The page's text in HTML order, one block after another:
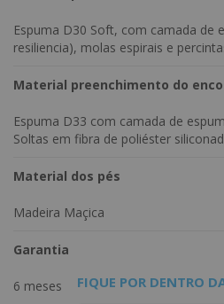
Espuma D30 Soft, com camada de
resiliencia), molas espirais e
Material preenchimento do
Espuma D33 com camada de
Soltas em fibra de poliéster
Material dos pés
Madeira Maçica
Garantia
6 meses FIQUE POR DENTRO